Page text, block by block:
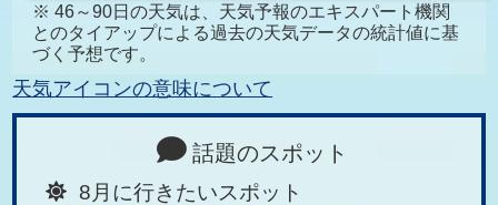
※ 46～90日の天気は、天気予報のエキスパート機関
とのタイアップによる過去の天気データの統計値に基
づく予想です。
天気アイコンの意味について
話題のスポット
8月に行きたいスポット